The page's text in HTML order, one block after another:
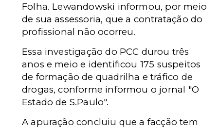
Folha. Lewandowski informou, por meio
de sua assessoria, que a contratação do
profissional não ocorreu.
Essa investigação do PCC durou três
anos e meio e identificou 175 suspeitos
de formação de quadrilha e tráfico de
drogas, conforme informou o jornal "O
Estado de S.Paulo".
A apuração concluiu que a facção tem